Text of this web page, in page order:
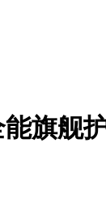
旗舰